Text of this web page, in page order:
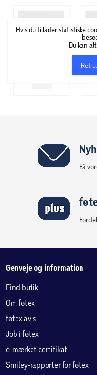
• Perfekt til gave: Dette
3+ år og bilentusiaster i
• Lavet med formål:
udviklingsmæssigt.
Sættet indeholder:
Hvis du tillader statistiske
Du kan
Ret
Få
Genveje og information
Find butik
Om føtex
føtex avis
Job i føtex
e-mærket certifikat
Smiley-rapporter for føtex